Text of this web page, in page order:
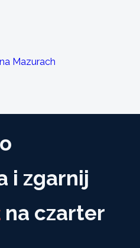
Mazurach
i zgarnij
na czarter